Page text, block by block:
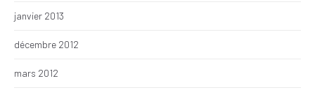
janvier 2013
décembre 2012
mars 2012